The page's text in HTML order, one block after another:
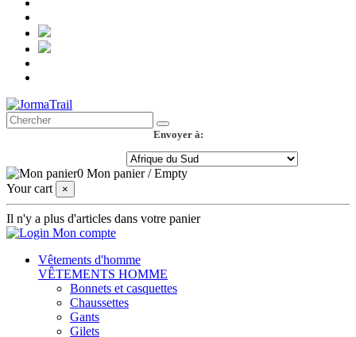
Envoyer à:
0 Mon panier /Empty
Your cart
×
Il n'y a plus d'articles dans votre panier
Mon compte
Vêtements d'homme
VÊTEMENTS HOMME
Bonnets et casquettes
Chaussettes
Gants
Gilets